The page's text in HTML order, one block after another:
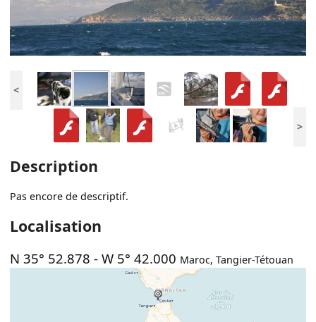
<
>
Description
Pas encore de descriptif.
Localisation
N 35° 52.878 -W 5° 42.000 Maroc,Tangier-Tétouan